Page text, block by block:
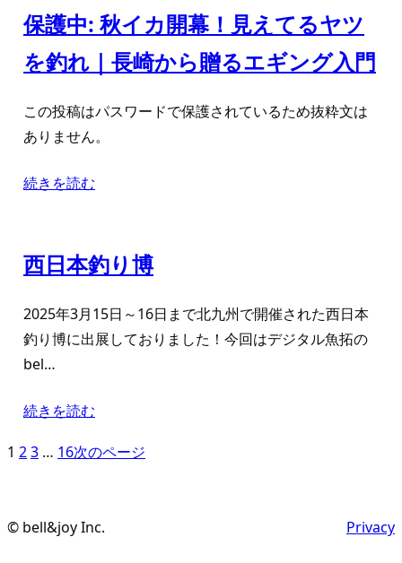
保護中: 秋イカ開幕！見えてるヤツ
を釣れ｜長崎から贈るエギング入門
この投稿はパスワードで保護されているため抜粋文は
ありません。
続きを読む
西日本釣り博
2025年3月15日～16日まで北九州で開催された西日本
釣り博に出展しておりました！今回はデジタル魚拓の
bel…
続きを読む
1 23 … 16次のページ
© bell&joy Inc. Privacy